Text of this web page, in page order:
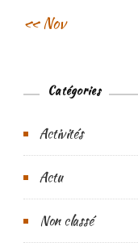
« Nov
Catégories
Activités
Actu
Non classé